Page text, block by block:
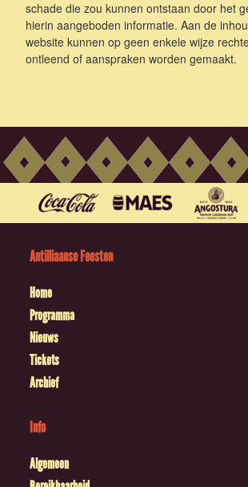
schade die zou kunnen ontstaan door het
hierin aangeboden informatie. Aan de
website kunnen op geen enkele wijze
ontleend of aanspraken worden gemaakt.
Antilliaanse Feesten
Home
Programma
Nieuws
Tickets
Archief
Info
Algemeen